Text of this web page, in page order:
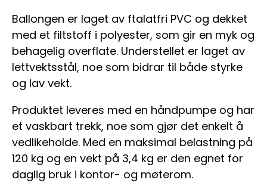
Ballongen er laget av ftalatfri PVC og dekket
med et filtstoff i polyester, som gir en myk og
behagelig overflate. Understellet er laget av
lettvektsstål, noe som bidrar til både styrke
og lav vekt.
Produktet leveres med en håndpumpe og har
et vaskbart trekk, noe som gjør det enkelt å
vedlikeholde. Med en maksimal belastning på
120 kg og en vekt på 3,4 kg er den egnet for
daglig bruk i kontor- og møterom.